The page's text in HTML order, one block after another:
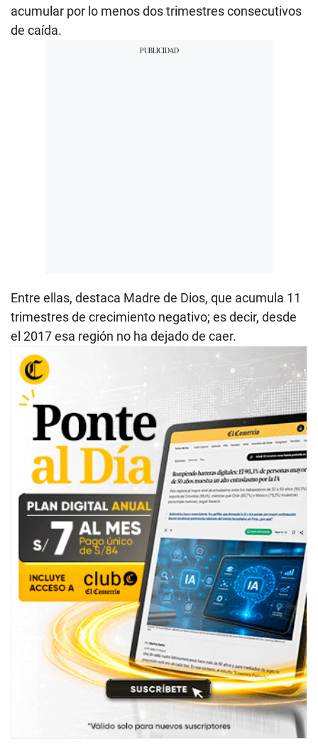
acumular por lo menos dos trimestres consecutivos
de caída.
Entre ellas, destaca Madre de Dios, que acumula 11
trimestres de crecimiento negativo; es decir, desde
el 2017 esa región no ha dejado de caer.